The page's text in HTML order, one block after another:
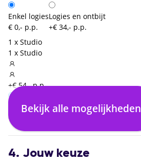
Enkel logies
€ 0,- p.p.
Logies en ontbijt
+€ 34,- p.p.
1 x Studio
1 x Studio
+€ 54,- p.p.
Enkel logies
€ 0,- p.p.
Bekijk alle mogelijkheden
4. Jouw keuze